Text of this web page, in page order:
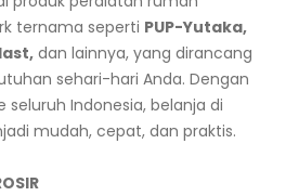
ternama seperti PUP-Yutaka,
dan lainnya, yang dirancang
sehari-hari Anda. Dengan
Indonesia, belanja di
mudah, cepat, dan praktis.